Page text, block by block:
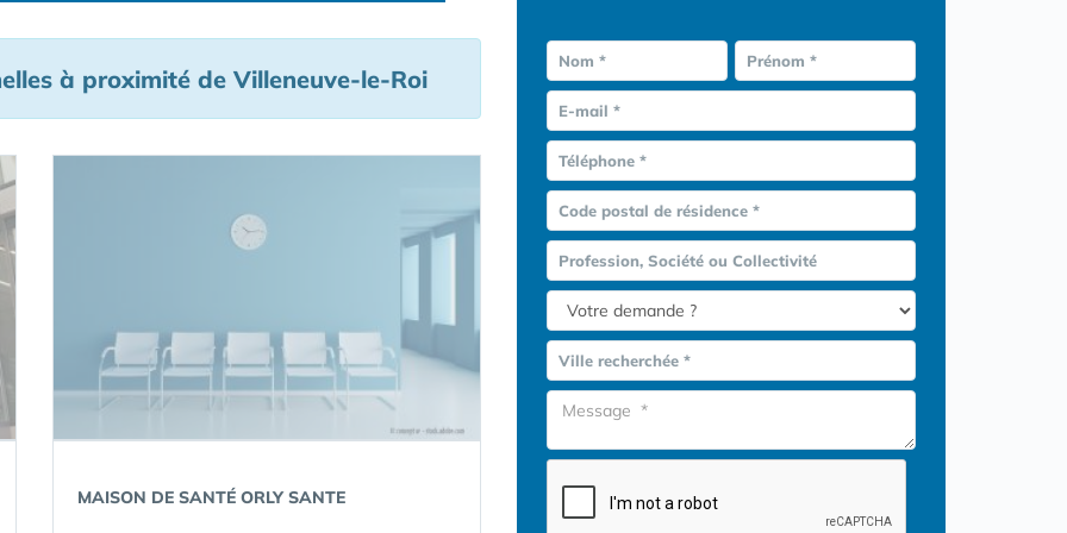
à proximité de Villeneuve-le-Roi
MAISON DE SANTÉ ORLY SANTE
Nom * Prénom *
E-mail *
Téléphone *
Code postal de résidence *
Profession, Société ou Collectivité
Ville recherchée *